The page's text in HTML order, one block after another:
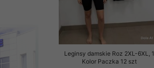
Leginsy damskie Roz 2XL-6XL, 1
Kolor Paczka 12 szt